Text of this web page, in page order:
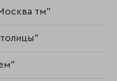
тм"